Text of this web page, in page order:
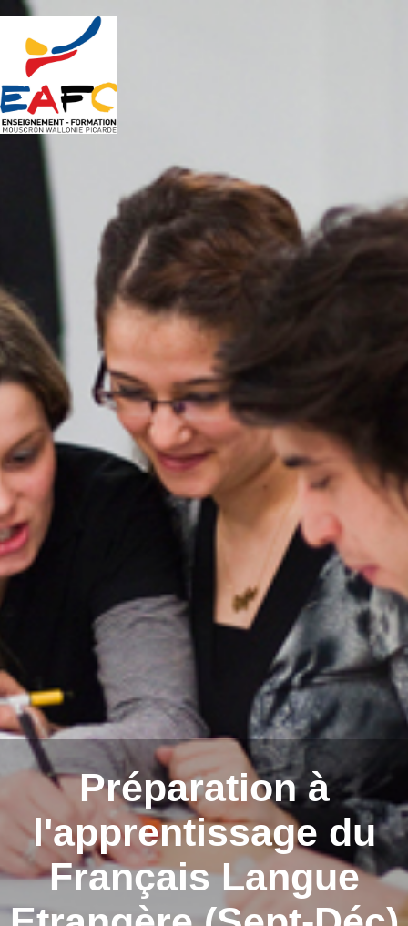
Préparation à
l'apprentissage du
Français Langue